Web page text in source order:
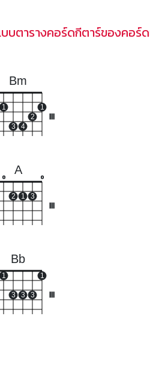
บตารางคอร์ดกีตาร์ของคอ
Bm
1
3 4
2
1
A
o
2 1 3
o
Bb
1
3 3 3
1